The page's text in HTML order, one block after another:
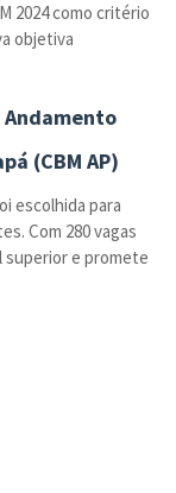
2024 como critério
objetiva
Andamento
(CBM AP)
escolhida para
Com 280 vagas
superior e promete